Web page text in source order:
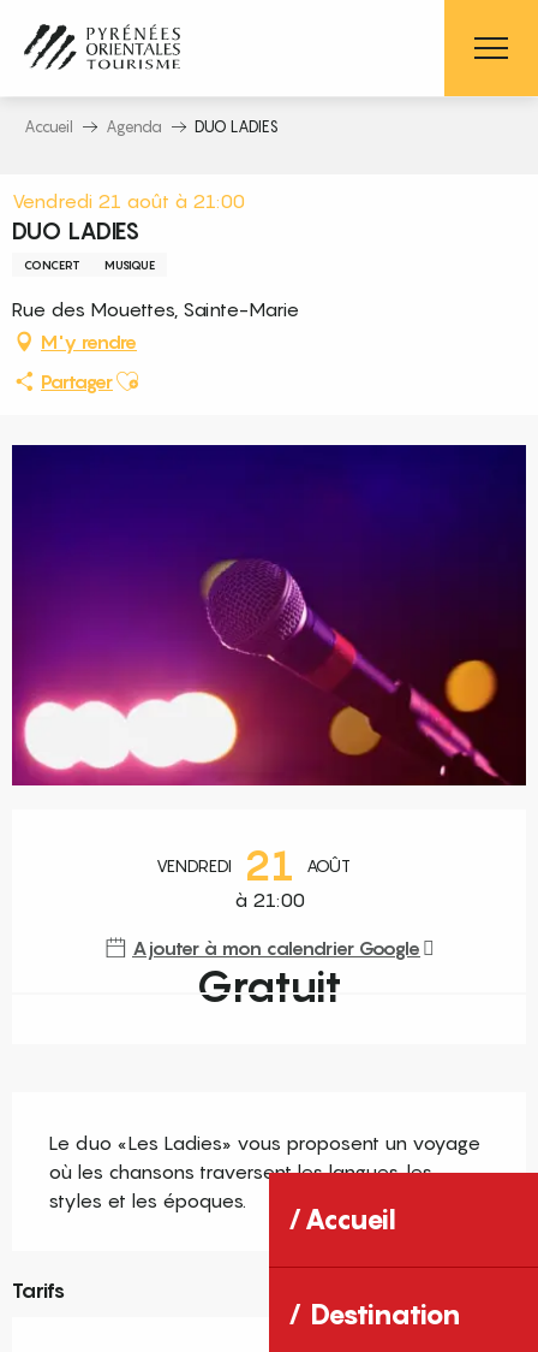
contenu
principal
Accueil
Destination
Accueil Agenda DUO LADIES
Vendredi 21 août à 21:00
DUO LADIES
CONCERT MUSIQUE
Rue des Mouettes, Sainte-Marie
M'y rendre
PartagerAjouter aux favoris
VENDREDI 21 AOÛT
à 21:00
Ajouter à mon calendrier Google
Gratuit
Le duo «Les Ladies» vous proposent un voyage
où les chansons traversent les langues, les
styles et les époques.
Tarifs